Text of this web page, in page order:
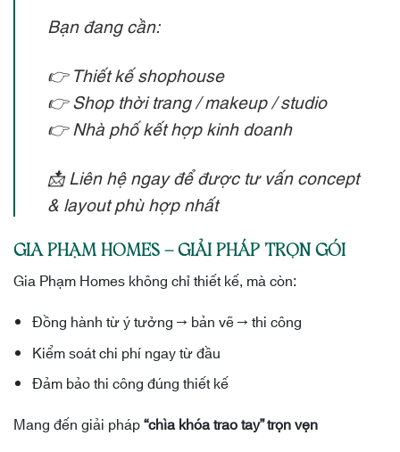
Bạn đang cần:
👉 Thiết kế shophouse
👉 Shop thời trang / makeup / studio
👉 Nhà phố kết hợp kinh doanh
📩 Liên hệ ngay để được tư vấn concept
& layout phù hợp nhất
GIA PHẠM HOMES – GIẢI PHÁP TRỌN GÓI
Gia Phạm Homes không chỉ thiết kế, mà còn:
Đồng hành từ ý tưởng → bản vẽ → thi công
Kiểm soát chi phí ngay từ đầu
Đảm bảo thi công đúng thiết kế
Mang đến giải pháp“chìa khóa trao tay” trọn vẹn